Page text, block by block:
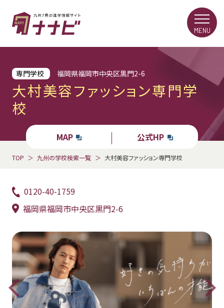
専門学校 福岡県福岡市中央区黒門2-6
大村美容ファッション専門学
校
MAP 公式HP
TOP 九州の学校検索一覧 大村美容ファッション専門学校
0120-40-1759
福岡県福岡市中央区黒門2-6
MENU